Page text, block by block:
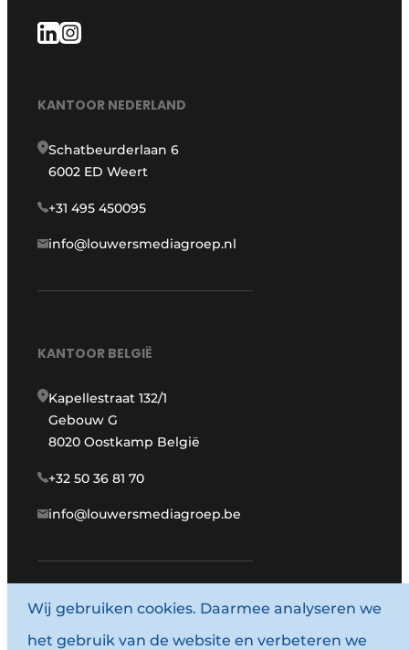
KANTOOR NEDERLAND
Schatbeurderlaan 6
6002 ED Weert
+31 495 450095
info@louwersmediagroep.nl
KANTOOR BELGIË
Kapellestraat 132/1
Gebouw G
8020 Oostkamp België
+32 50 36 81 70
info@louwersmediagroep.be
www.louwersmediagroep.com
© 1987 - 2026 Louwersmediagroep.
Wij gebruiken cookies. Daarmee analyseren we
het gebruik van de website en verbeteren we